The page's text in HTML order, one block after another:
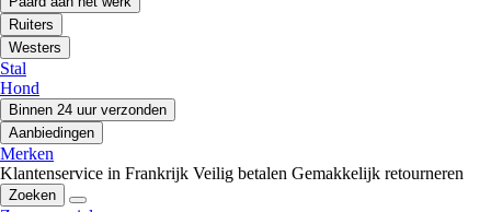
Ruiters
Westers
Stal
Hond
Binnen 24 uur verzonden
Aanbiedingen
Merken
Klantenservice in Frankrijk Veilig betalen Gemakkelijk retourneren
Zoeken